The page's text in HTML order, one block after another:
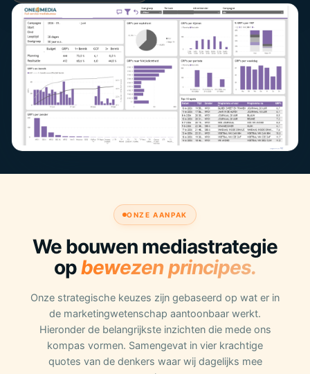
ONZE AANPAK
We bouwen mediastrategie
opbewezen principes.
Onze strategische keuzes zijn gebaseerd op wat er in
de marketingwetenschap aantoonbaar werkt.
Hieronder de belangrijkste inzichten die mede ons
kompas vormen. Samengevat in vier krachtige
quotes van de denkers waar wij dagelijks mee